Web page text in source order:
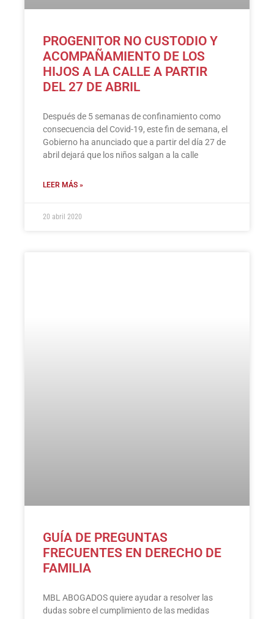
PROGENITOR NO CUSTODIO Y
ACOMPAÑAMIENTO DE LOS
HIJOS A LA CALLE A PARTIR
DEL 27 DE ABRIL
Después de 5 semanas de confinamiento como
consecuencia del Covid-19, este fin de semana, el
Gobierno ha anunciado que a partir del día 27 de
abril dejará que los niños salgan a la calle
LEER MÁS »
20 abril 2020
GUÍA DE PREGUNTAS
FRECUENTES EN DERECHO DE
FAMILIA
MBL ABOGADOS quiere ayudar a resolver las
dudas sobre el cumplimiento de las medidas